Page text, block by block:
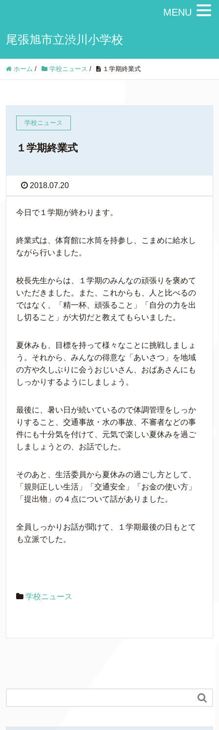
尾張旭市立渋川小学校
ホーム / 学校ニュース / １学期終業式
学校ニュース
１学期終業式
2018.07.20
今日で１学期が終わります。
終業式は、体育館に水筒を持参し、こまめに給水し
ながら行いました。
校長先生からは、１学期のみんなの頑張りを褒めて
いただきました。また、これからも、人と比べるの
ではなく、「精一杯、頑張ること」「自分の力を出
し切ること」が大切だと教えてもらいました。
夏休みも、目標を持って様々なことに挑戦しましょ
う。それから、みんなの得意な「あいさつ」を地域
の方や久しぶりに会うおじいさん、おばあさんにも
しっかりするようにしましょう。
最後に、暑い日が続いているので体調管理をしっか
りすること、交通事故・水の事故、不審者などの事
件にも十分気を付けて、元気で楽しい夏休みを過ご
しましょうとの、お話でした。
そのあと、生活委員から夏休みの過ごし方として、
「規則正しい生活」「交通安全」「お金の使い方」
「提出物」の４点について話がありました。
全員しっかりお話が聞けて、１学期最後の日もとて
も立派でした。
学校ニュース

MENU